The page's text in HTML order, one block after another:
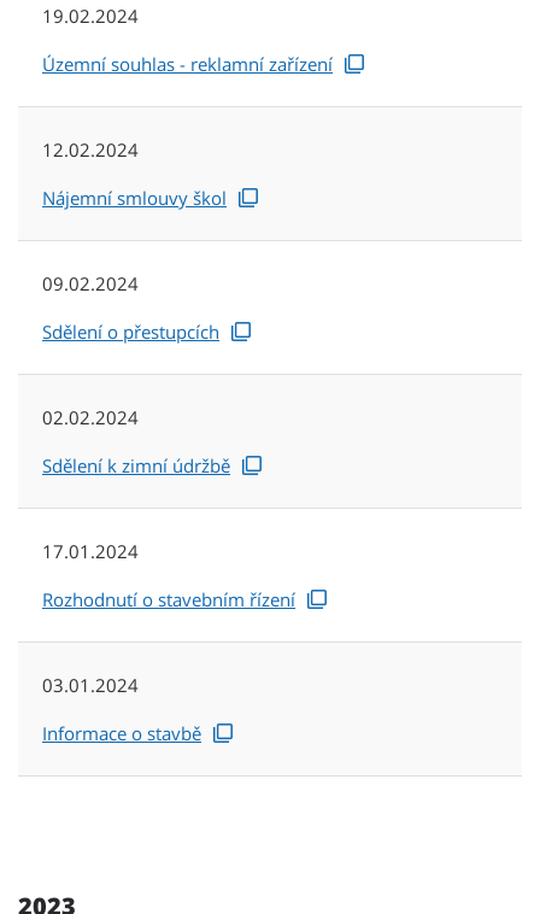
19.02.2024
Územní souhlas - reklamní zařízení
12.02.2024
Nájemní smlouvy škol
09.02.2024
Sdělení o přestupcích
02.02.2024
Sdělení k zimní údržbě
17.01.2024
Rozhodnutí o stavebním řízení
03.01.2024
Informace o stavbě
2023